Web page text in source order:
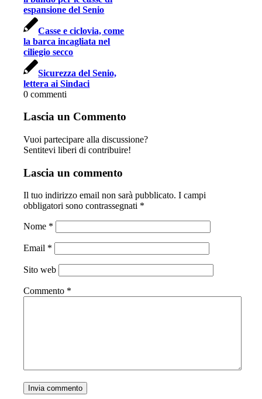
espansione del Senio
Casse e ciclovia, come
la barca incagliata nel
ciliegio secco
Sicurezza del Senio,
lettera ai Sindaci
0 commenti
Lascia un Commento
Vuoi partecipare alla discussione?
Sentitevi liberi di contribuire!
Lascia un commento
Il tuo indirizzo email non sarà pubblicato. I campi
obbligatori sono contrassegnati *
Nome *
Email *
Sito web
Commento *